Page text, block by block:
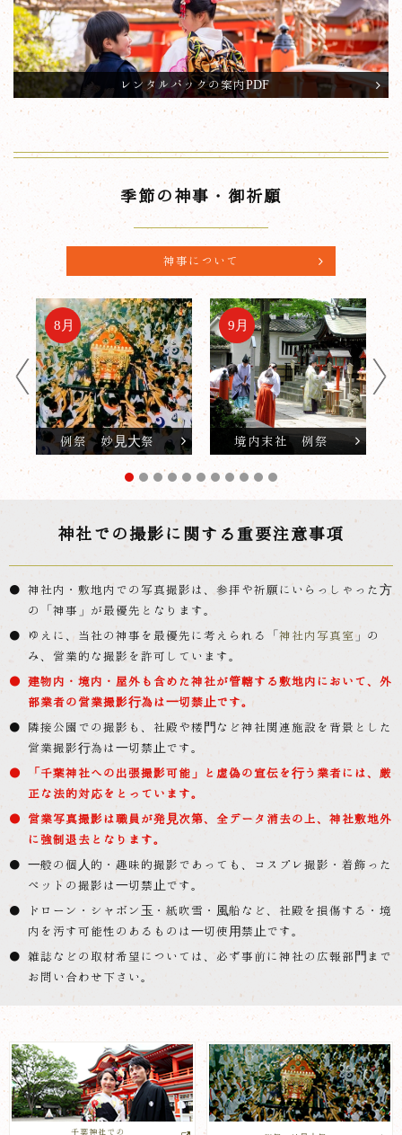
レンタルパックの案内PDF
季節の神事・御祈願
神事について
8月
例祭 妙見大祭
9月
境内末社 例祭
神社での撮影に関する重要注意事項
神社内・敷地内での写真撮影は、参拝や祈願にいらっしゃった方
の「神事」が最優先となります。
ゆえに、当社の神事を最優先に考えられる「 神社内写真室 」の
み、営業的な撮影を許可しています。
建物内・境内・屋外も含めた神社が管轄する敷地内において、外
部業者の営業撮影行為は一切禁止です。
隣接公園での撮影も、社殿や楼門など神社関連施設を背景とした
営業撮影行為は一切禁止です。
「千葉神社への出張撮影可能」と虚偽の宣伝を行う業者には、厳
正な法的対応をとっています。
営業写真撮影は職員が発見次第、全データ消去の上、神社敷地外
に強制退去となります。
一般の個人的・趣味的撮影であっても、コスプレ撮影・着飾った
ペットの撮影は一切禁止です。
ドローン・シャボン玉・紙吹雪・風船など、社殿を損傷する・境
内を汚す可能性のあるものは一切使用禁止です。
雑誌などの取材希望については、必ず事前に神社の広報部門まで
お問い合わせ下さい。
千葉神社での